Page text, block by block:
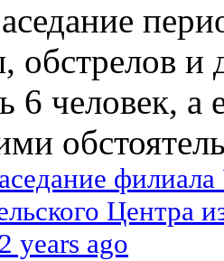
обстрелов и
6 человек, а
Центра
2 years ago